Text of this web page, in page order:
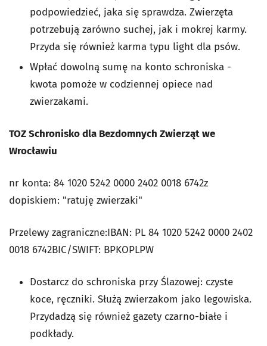
podpowiedzieć, jaka się sprawdza. Zwierzęta
potrzebują zarówno suchej, jak i mokrej karmy.
Przyda się również karma typu light dla psów.
Wpłać dowolną sumę na konto schroniska -
kwota pomoże w codziennej opiece nad
zwierzakami.
TOZ Schronisko dla Bezdomnych Zwierząt we
Wrocławiu
nr konta: 84 1020 5242 0000 2402 0018 6742z
dopiskiem: "ratuję zwierzaki"
Przelewy zagraniczne:IBAN: PL 84 1020 5242 0000 2402
0018 6742BIC/SWIFT: BPKOPLPW
Dostarcz do schroniska przy Ślazowej: czyste
koce, ręczniki. Służą zwierzakom jako legowiska.
Przydadzą się również gazety czarno-białe i
podkłady.